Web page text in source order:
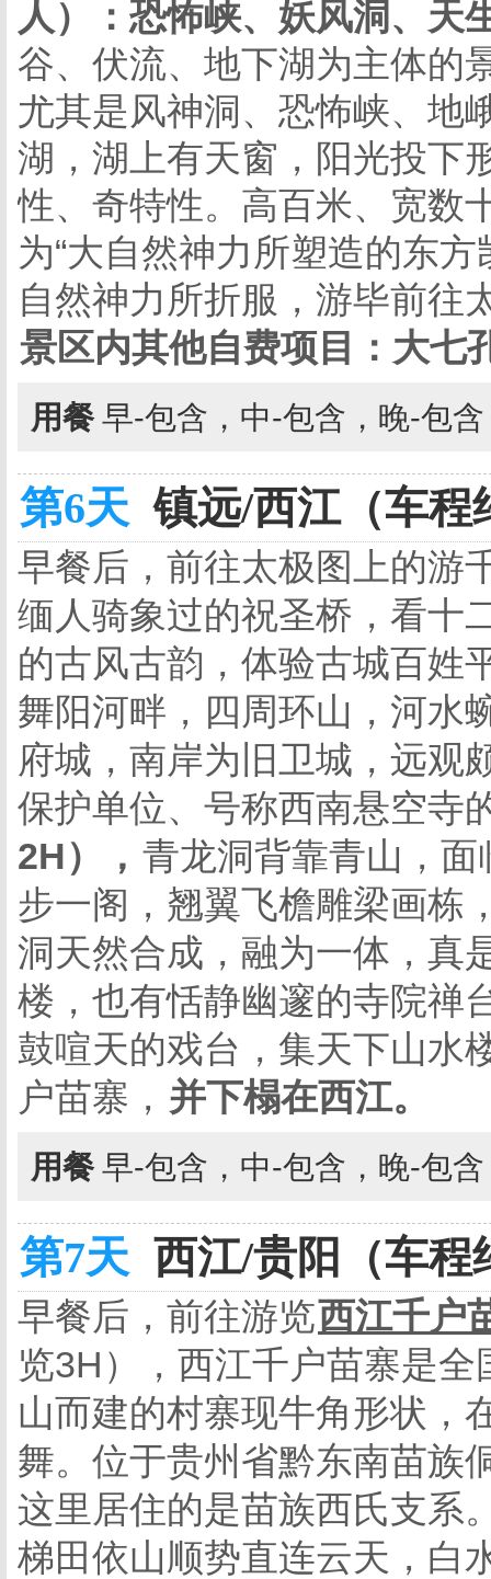
人）：恐怖峡、妖风洞、天
谷、伏流、地下湖为主体的
尤其是风神洞、恐怖峡、地
湖，湖上有天窗，阳光投下
性、奇特性。高百米、宽数
为“大自然神力所塑造的东
自然神力所折服，游毕前往
景区内其他自费项目：大七
用餐 早-包含，中-包含，晚-包
第6天 镇远/西江（车程
早餐后，前往太极图上的游
缅人骑象过的祝圣桥，看十
的古风古韵，体验古城百姓
舞阳河畔，四周环山，河水
府城，南岸为旧卫城，远观
保护单位、号称西南悬空
2H）， 青龙洞背靠青山，
步一阁，翘翼飞檐雕梁画栋
洞天然合成，融为一体，真
楼，也有恬静幽邃的寺院禅
鼓喧天的戏台，集天下山水
户苗寨， 并下榻在西江。
用餐 早-包含，中-包含，晚-包
第7天 西江/贵阳（车程
早餐后，前往游览西江千户
览3H ），西江千户苗寨是
山而建的村寨现牛角形状，
舞。位于贵州省黔东南苗族
这里居住的是苗族西氏支系
梯田依山顺势直连云天，白